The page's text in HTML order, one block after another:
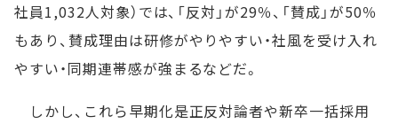
社員1,032人対象）では、「反対」が29％、「賛成」が50％
もあり、賛成理由は研修がやりやすい・社風を受け入れ
やすい・同期連帯感が強まるなどだ。
しかし、これら早期化是正反対論者や新卒一括採用